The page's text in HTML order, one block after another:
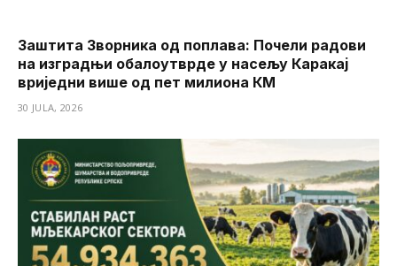
Заштита Зворника од поплава: Почели радови
на изградњи обалоутврде у насељу Каракај
вриједни више од пет милиона КМ
30 JULA, 2026